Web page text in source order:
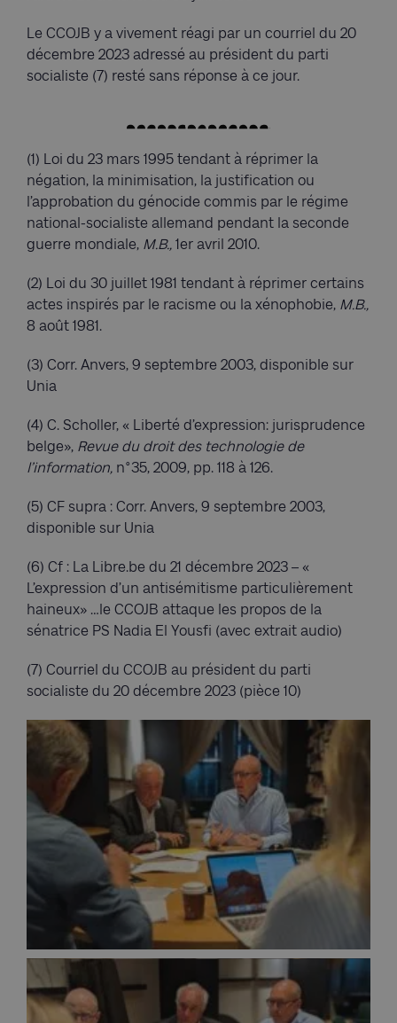
Le CCOJB y a vivement réagi par un courriel du 20
décembre 2023 adressé au président du parti
socialiste (7) resté sans réponse à ce jour.
(1) Loi du 23 mars 1995 tendant à réprimer la
négation, la minimisation, la justification ou
l’approbation du génocide commis par le régime
national-socialiste allemand pendant la seconde
guerre mondiale, M.B., 1er avril 2010.
(2) Loi du 30 juillet 1981 tendant à réprimer certains
actes inspirés par le racisme ou la xénophobie, M.B.,
8 août 1981.
(3) Corr. Anvers, 9 septembre 2003, disponible sur
Unia
(4) C. Scholler, « Liberté d’expression: jurisprudence
belge», Revue du droit des technologie de
l’information, n°35, 2009, pp. 118 à 126.
(5) CF supra : Corr. Anvers, 9 septembre 2003,
disponible sur Unia
(6) Cf : La Libre.be du 21 décembre 2023 – «
L’expression d’un antisémitisme particulièrement
haineux» …le CCOJB attaque les propos de la
sénatrice PS Nadia El Yousfi (avec extrait audio)
(7) Courriel du CCOJB au président du parti
socialiste du 20 décembre 2023 (pièce 10)